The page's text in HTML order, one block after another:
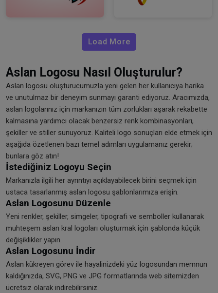
Load More
Aslan Logosu Nasıl Oluşturulur?
Aslan logosu oluşturucumuzla yeni gelen her kullanıcıya harika
ve unutulmaz bir deneyim sunmayı garanti ediyoruz. Aracımızda,
aslan logolarınız için markanızın tüm zorlukları aşarak rekabette
kalmasına yardımcı olacak benzersiz renk kombinasyonları,
şekiller ve stiller sunuyoruz. Kaliteli logo sonuçları elde etmek için
aşağıda özetlenen bazı temel adımları uygulamanız gerekir;
bunlara göz atın!
İstediğiniz Logoyu Seçin
Markanızla ilgili her ayrıntıyı açıklayabilecek birini seçmek için
ustaca tasarlanmış aslan logosu şablonlarımıza erişin.
Aslan Logosunu Düzenle
Yeni renkler, şekiller, simgeler, tipografi ve semboller kullanarak
muhteşem aslan kral logoları oluşturmak için şablonda küçük
değişiklikler yapın.
Aslan Logosunu İndir
Aslan kükreyen görev ile hayalinizdeki yüz logosundan memnun
kaldığınızda, SVG, PNG ve JPG formatlarında web sitemizden
ücretsiz olarak indirebilirsiniz.